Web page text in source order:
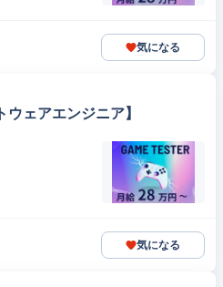
気になる
ェアエンジニア】
気になる